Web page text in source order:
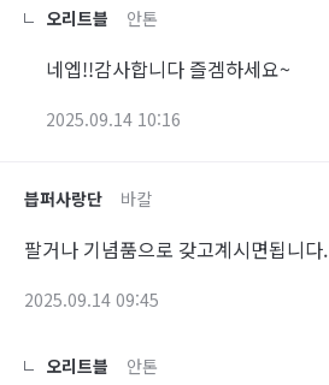
오리트블 안톤
네엡!!감사합니다 즐겜하세요~
2025.09.14 10:16
븝퍼사랑단 바칼
팔거나 기념품으로 갖고계시면됩니다.
2025.09.14 09:45
오리트블 안톤